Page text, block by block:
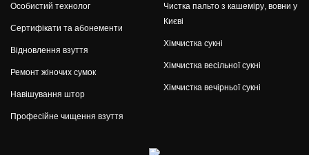
Особистий технолог
Сертифікати та абонементи
Відновлення взуття
Ремонт жіночих сумок
Навішування штор
Професійне чищення взуття
Чистка пальто з кашеміру, вовни у
Києві
Хімчистка сукні
Хімчистка весільної сукні
Хімчистка вечірньої сукні